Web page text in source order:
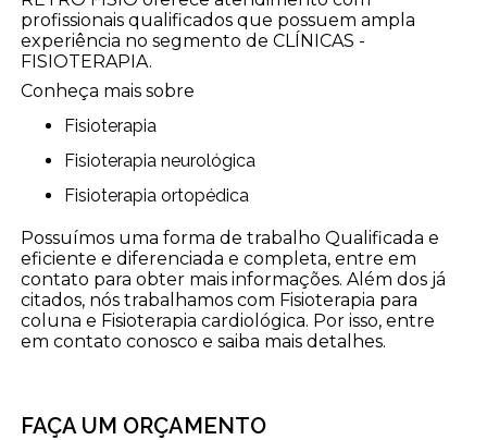
profissionais qualificados que possuem ampla
experiência no segmento de CLÍNICAS -
FISIOTERAPIA.
Conheça mais sobre
Fisioterapia
Fisioterapia neurológica
Fisioterapia ortopédica
Possuímos uma forma de trabalho Qualificada e
eficiente e diferenciada e completa, entre em
contato para obter mais informações. Além dos já
citados, nós trabalhamos com Fisioterapia para
coluna e Fisioterapia cardiológica. Por isso, entre
em contato conosco e saiba mais detalhes.
FAÇA UM ORÇAMENTO